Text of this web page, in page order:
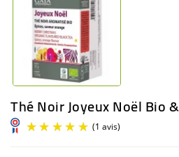
Thé Noir Joyeux Noël Bio